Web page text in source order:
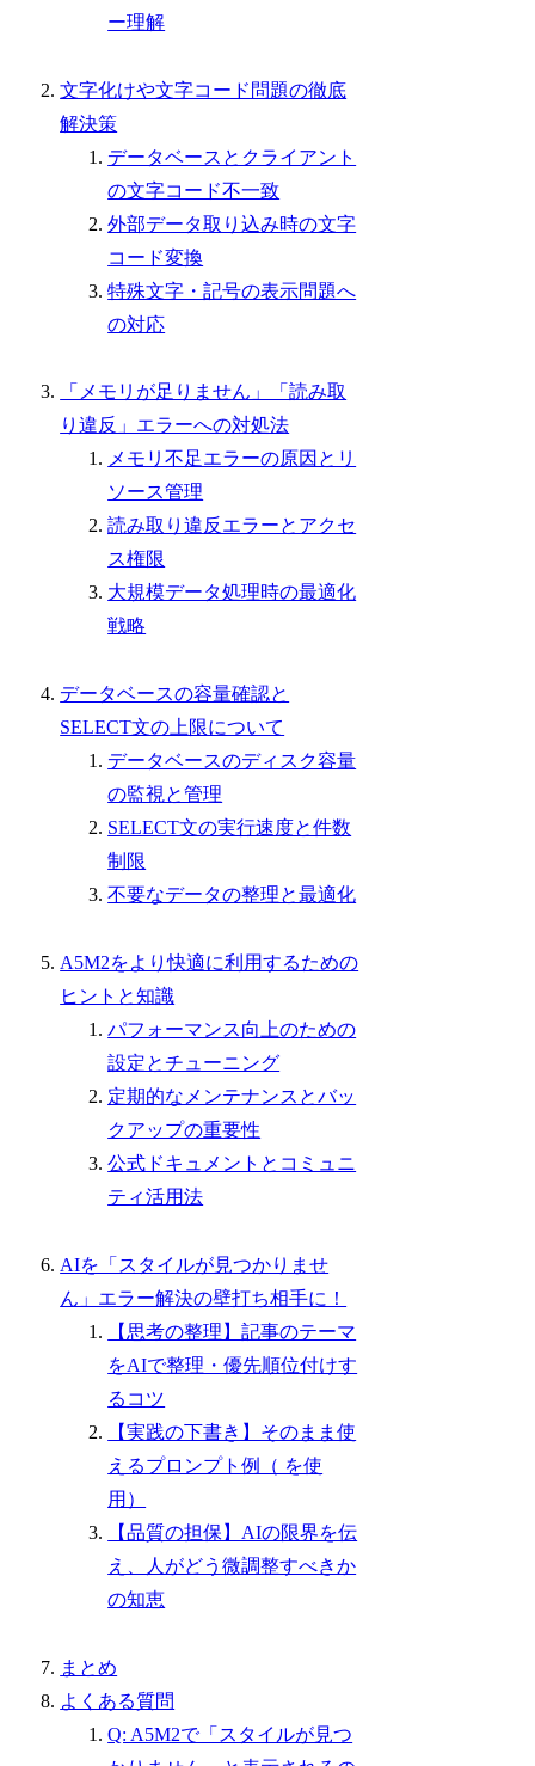
ー理解
文字化けや文字コード問題の徹底
解決策
データベースとクライアント
の文字コード不一致
外部データ取り込み時の文字
コード変換
特殊文字・記号の表示問題へ
の対応
「メモリが足りません」「読み取
り違反」エラーへの対処法
メモリ不足エラーの原因とリ
ソース管理
読み取り違反エラーとアクセ
ス権限
大規模データ処理時の最適化
戦略
データベースの容量確認と
SELECT文の上限について
データベースのディスク容量
の監視と管理
SELECT文の実行速度と件数
制限
不要なデータの整理と最適化
A5M2をより快適に利用するための
ヒントと知識
パフォーマンス向上のための
設定とチューニング
定期的なメンテナンスとバッ
クアップの重要性
公式ドキュメントとコミュニ
ティ活用法
AIを「スタイルが見つかりませ
ん」エラー解決の壁打ち相手に！
【思考の整理】記事のテーマ
をAIで整理・優先順位付けす
るコツ
【実践の下書き】そのまま使
えるプロンプト例（ を使
用）
【品質の担保】AIの限界を伝
え、人がどう微調整すべきか
の知恵
まとめ
よくある質問
Q: A5M2で「スタイルが見つ